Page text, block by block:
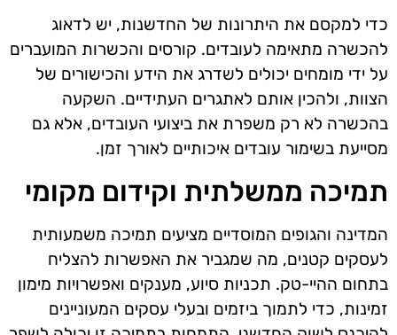
כדי למקסם את היתרונות של החדשנות, יש לדאוג
להכשרה מתאימה לעובדים. קורסים והכשרות המועברים
על ידי מומחים יכולים לשדרג את הידע והכישורים של
הצוות, ולהכין אותם לאתגרים העתידיים. השקעה
בהכשרה לא רק משפרת את ביצועי העובדים, אלא גם
מסייעת בשימור עובדים איכותיים לאורך זמן.
תמיכה ממשלתית וקידום מקומי
המדינה והגופים המוסדיים מציעים תמיכה משמעותית
לעסקים קטנים, מה שמגביר את האפשרות להצליח
בתחום ההיי-טק. תכניות סיוע, מענקים ואפשרויות מימון
זמינות, כדי לתמוך ביזמים ובעלי עסקים המעוניינים